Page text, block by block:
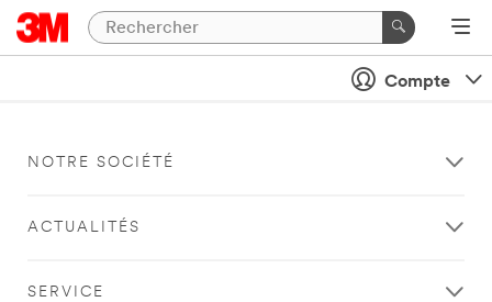
Compte
NOTRE SOCIÉTÉ
ACTUALITÉS
SERVICE